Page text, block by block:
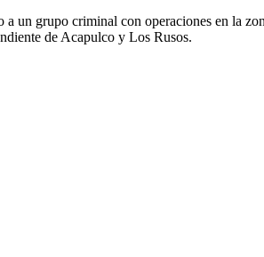
a un grupo criminal con operaciones en la
de Acapulco y Los Rusos.